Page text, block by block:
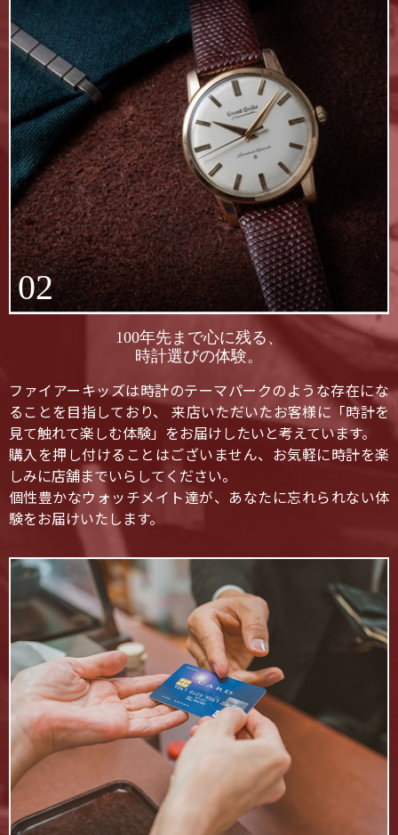
02
100年先まで心に残る、
時計選びの体験。
ファイアーキッズは時計のテーマパークのような存在にな
ることを目指しており、 来店いただいたお客様に「時計を
見て触れて楽しむ体験」をお届けしたいと考えています。
購入を押し付けることはございません、お気軽に時計を楽
しみに店舗までいらしてください。
個性豊かなウォッチメイト達が、あなたに忘れられない体
験をお届けいたします。